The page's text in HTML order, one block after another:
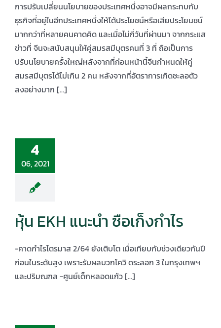
การปรับเปลี่ยนนโยบายของประเทศหนึ่งอาจมีผลกระทบกับ
ธุรกิจที่อยู่ในอีกประเทศหนึ่งให้ได้ประโยชน์หรือเสียประโยนชน์
มากกว่าที่หลายคนคาดคิด และเมื่อไม่กี่วันที่ผ่านมา จากกระแส
ข่าวที่ จีนจะสนับสนุนให้คู่สมรสมีบุตรคนที่ 3 ที่ ถือเป็นการ
ปรับนโยบายครั้งใหญ่หลังจากที่ก่อนหน้านี้จีนกำหนดให้คู่
สมรสมีบุตรได้ไม่เกิน 2 คน หลังจากที่อัตราการเกิดชะลอตัว
ลงอย่างมาก [...]
4
06, 2021
หุ้น EKH แนะนํา ซือเก็งกําไร
-คาดกําไรไตรมาส 2/64 ยังเติบโต เมื่อเทียบกับช่วงเดียวกันปี
ก่อนในระดับสูง เพราะรับผลบวกโควิ ดระลอก 3 ในกรุงเทพฯ
และปริมณฑล -ศูนย์เด็กหลอดแก้ว [...]